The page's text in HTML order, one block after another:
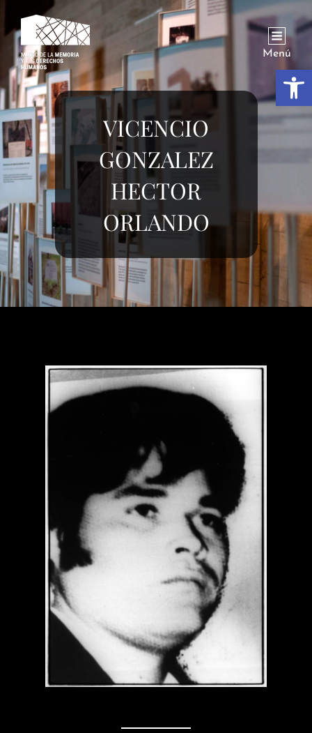
Menú
VICENCIO
GONZALEZ
HECTOR
ORLANDO